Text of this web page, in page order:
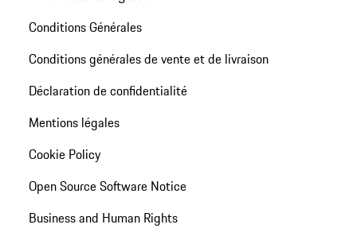
Conditions Générales
Conditions générales de vente et de livraison
Déclaration de confidentialité
Mentions légales
Cookie Policy
Open Source Software Notice
Business and Human Rights